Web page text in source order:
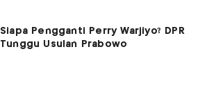
Siapa Pengganti Perry Warjiyo? DPR
Tunggu Usulan Prabowo